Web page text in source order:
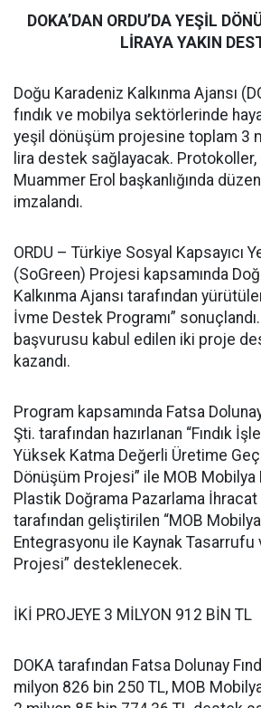
DOKA’DAN ORDU’DA YEŞİL
LİRAYA YAKIN
Doğu Karadeniz Kalkınma Ajansı
fındık ve mobilya sektörlerinde
yeşil dönüşüm projesine toplam 3
lira destek sağlayacak. Protokoller,
Muammer Erol başkanlığında
imzalandı.
ORDU – Türkiye Sosyal Kapsayıcı
(SoGreen) Projesi kapsamında
Kalkınma Ajansı tarafından
İvme Destek Programı” sonuçlandı.
başvurusu kabul edilen iki proje
kazandı.
Program kapsamında Fatsa
Şti. tarafından hazırlanan “Fındık
Yüksek Katma Değerli Üretime
Dönüşüm Projesi” ile MOB Mobilya
Plastik Doğrama Pazarlama
tarafından geliştirilen “MOB
Entegrasyonu ile Kaynak Tasarrufu
Projesi” desteklenecek.
İKİ PROJEYE 3 MİLYON 912 BİN TL
DOKA tarafından Fatsa Dolunay
milyon 826 bin 250 TL, MOB